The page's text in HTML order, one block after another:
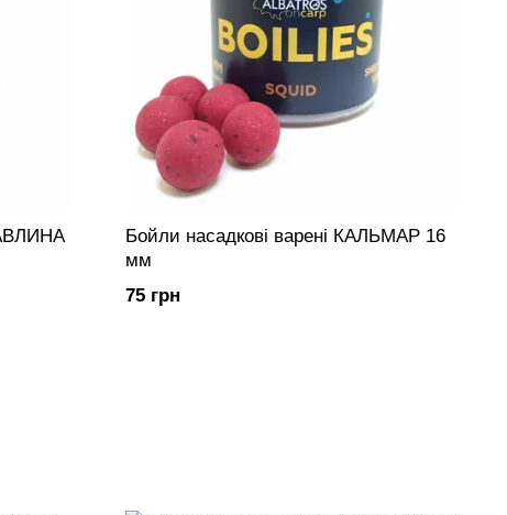
Бойли насадкові варені КАЛЬМАР 16
мм
75 грн